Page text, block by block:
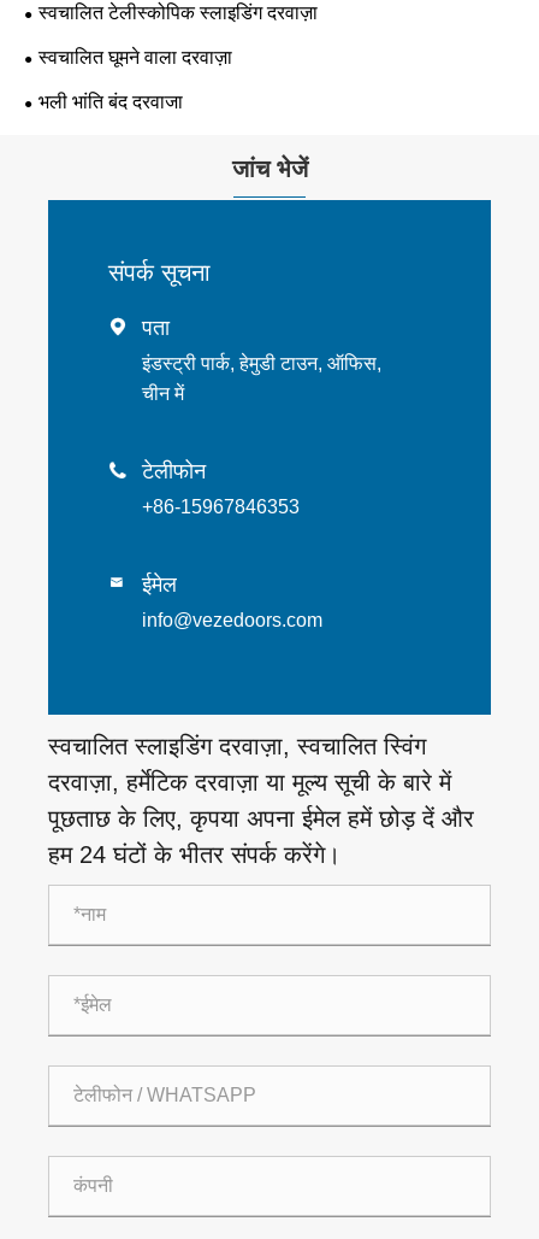
स्वचालित टेलीस्कोपिक स्लाइडिंग दरवाज़ा
स्वचालित घूमने वाला दरवाज़ा
भली भांति बंद दरवाजा
जांच भेजें
संपर्क सूचना
 पता
इंडस्ट्री पार्क, हेमुडी टाउन, ऑफिस,
चीन में
 टेलीफोन
+86-15967846353
 ईमेल
info@vezedoors.com
स्वचालित स्लाइडिंग दरवाज़ा, स्वचालित स्विंग
दरवाज़ा, हर्मेटिक दरवाज़ा या मूल्य सूची के बारे में
पूछताछ के लिए, कृपया अपना ईमेल हमें छोड़ दें और
हम 24 घंटों के भीतर संपर्क करेंगे।